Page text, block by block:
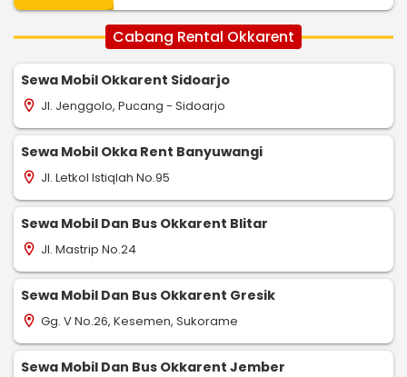
Cabang Rental Okkarent
Sewa Mobil Okkarent Sidoarjo
location_on Jl. Jenggolo, Pucang - Sidoarjo
Sewa Mobil Okka Rent Banyuwangi
location_on Jl. Letkol Istiqlah No.95
Sewa Mobil Dan Bus Okkarent Blitar
location_on Jl. Mastrip No.24
Sewa Mobil Dan Bus Okkarent Gresik
location_on Gg. V No.26, Kesemen, Sukorame
Sewa Mobil Dan Bus Okkarent Jember